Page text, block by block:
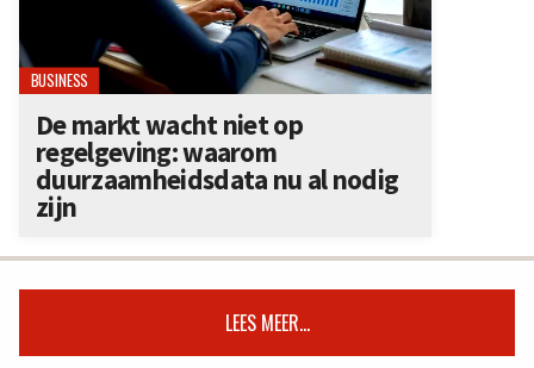
BUSINESS
De markt wacht niet op
regelgeving: waarom
duurzaamheidsdata nu al nodig
zijn
LEES MEER...